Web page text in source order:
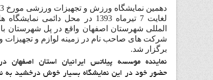
لغایت 7 تیرماه 1393 در محل دائمی
المللی شهرستان اصفهان واقع در پل شهرستان
شرکت های صاحب نام در زمینه لوازم و
برگزار شد.
نماینده موسسه پیلاتس ایرانیان استان اصفهان
حضور خود در این نمایشگاه بسیار خوش درخشید به